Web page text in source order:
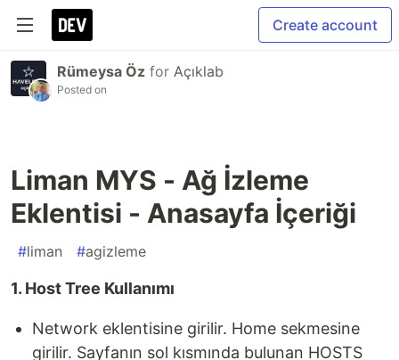
Create account
Rümeysa Öz for Açıklab
Posted on
Liman MYS - Ağ İzleme
Eklentisi - Anasayfa İçeriği
#liman #agizleme
1. Host Tree Kullanımı
Network eklentisine girilir. Home sekmesine
girilir. Sayfanın sol kısmında bulunan HOSTS